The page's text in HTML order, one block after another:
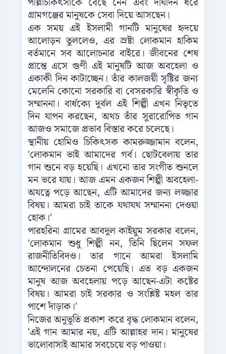
গ্রামগঞ্জের মানুষকে সেবা দিয়ে আসছেন।
এক সময় এই ইসলামী গানটি মানুষের হৃদয়ে
আলোড়ন তুললেও, এর স্রষ্টা লোকমান হাকিম
বর্তমানে সব আলোচনার বাইরে। জীবনের শেষ
প্রান্তে এসে গুণী এই মানুষটি আজ অবহেলা ও
একাকী দিন কাটাচ্ছেন। তাঁর কালজয়ী সৃষ্টির জন্য
মেলেনি কোনো সরকারি বা বেসরকারি স্বীকৃতি ও
সম্মাননা। বার্ধক্যে দুর্বল এই শিল্পী এখন নিভৃতে
দিন যাপন করছেন, অথচ তাঁর সুরারোপিত গান
আজও সমাজে প্রভাব বিস্তার করে চলেছে।
স্থানীয় হোমিও চিকিৎসক কামরুজ্জামান বলেন,
'লোকমান ভাই আমাদের গর্ব। ছোটবেলায় তার
গান শুনে বড় হয়েছি। এখনো তার সংগীত শুনলে
মন ভরে যায়। আজ এমন একজন শিল্পী অবহেলা-
অযত্নে পড়ে আছেন, এটি আমাদের জন্য লজ্জার
বিষয়। আমরা চাই তাকে যথাযথ সম্মাননা দেওয়া
হোক।'
পারহরিনা গ্রামের আবদুল কাইয়ুম সরকার বলেন,
'লোকমান শুধু শিল্পী নন, তিনি ছিলেন সফল
রাজনীতিবিদও। তার গানে আমরা ইসলামি
আন্দোলনের চেতনা পেয়েছি। এত বড় একজন
মানুষ আজ অবহেলায় পড়ে আছেন-এটা কষ্টের
বিষয়। আমরা চাই সরকার ও সংশ্লিষ্ট মহল তার
পাশে দাঁড়াক।'
নিজের অনুভূতি প্রকাশ করে বৃদ্ধ লোকমান বলেন,
'এই গান আমার নয়, এটি আল্লাহর দান। মানুষের
ভালোবাসাই আমার সবচেয়ে বড় পাওয়া।